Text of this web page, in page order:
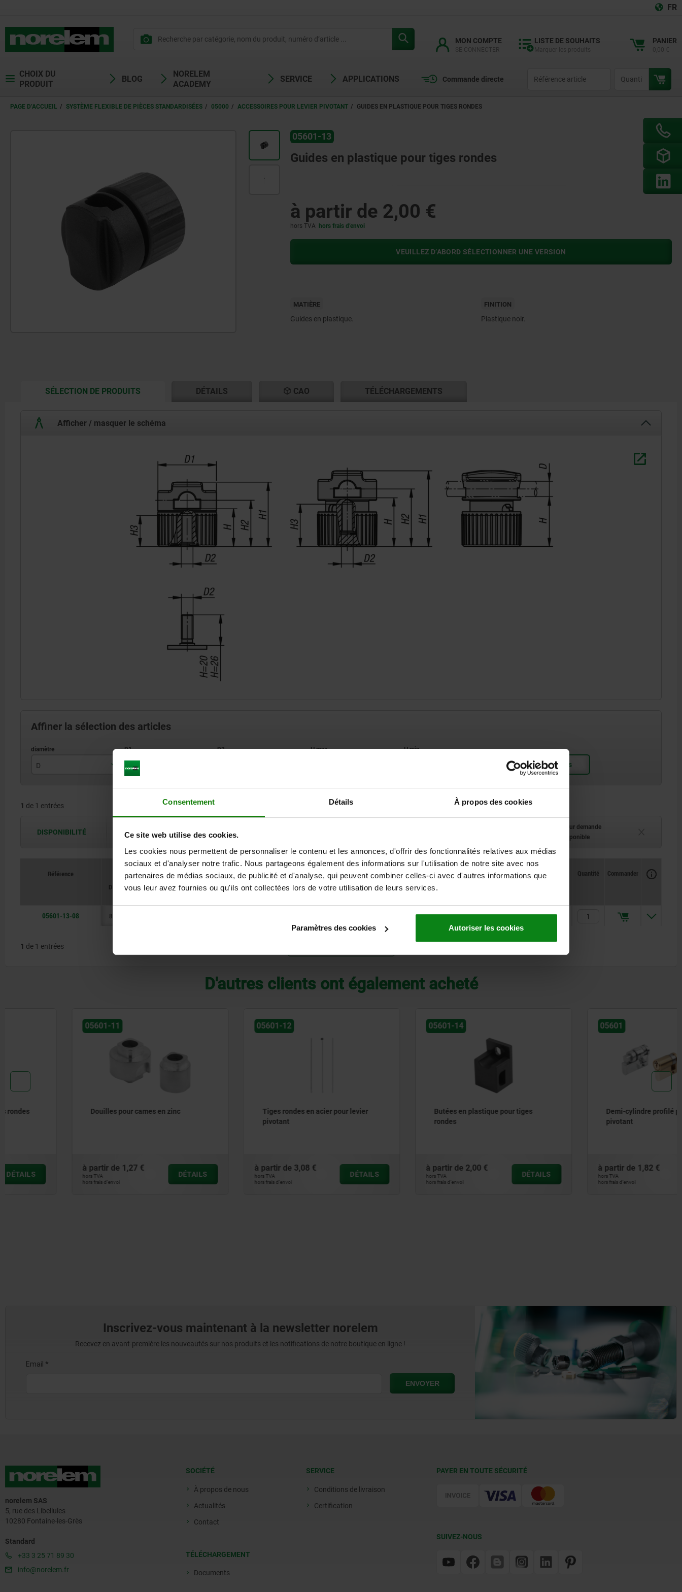
Consentement Détails À propos des cookies
Ce site web utilise des cookies.
Les cookies nous permettent de personnaliser le contenu et les annonces, d'offrir des fonctionnalités relatives aux médias
sociaux et d'analyser notre trafic. Nous partageons également des informations sur l'utilisation de notre site avec nos
partenaires de médias sociaux, de publicité et d'analyse, qui peuvent combiner celles-ci avec d'autres informations que
vous leur avez fournies ou qu'ils ont collectées lors de votre utilisation de leurs services.
Paramètres des cookies Autoriser les cookies
FR
MON COMPTE LISTE DE SOUHAITS PANIER
CHOIX DU
PRODUIT
BLOG
NORELEM
ACADEMY
SERVICE APPLICATIONS Commande directe
PAGE D’ACCUEIL SYSTÈME FLEXIBLE DE PIÈCES STANDARDISÉES 05000 ACCESSOIRES POUR LEVIER PIVOTANT GUIDES EN PLASTIQUE POUR TIGES RONDES
05601-13
Guides en plastique pour tiges rondes
à partir de 2,00 €
hors TVA hors frais d’envoi
VEUILLEZ D’ABORD SÉLECTIONNER UNE VERSION
MATIÈRE
Guides en plastique.
FINITION
Plastique noir.
SÉLECTION DE PRODUITSCURRENT
DÉTAILS CAO TÉLÉCHARGEMENTS
Afficher / masquer le schéma
Affiner la sélection des articles
D D1
1 de 1 entrées AGRANDIR LE TABLEAU
DISPONIBILITÉ Les disponibilités sont actualisées plusieurs fois par jour à intervalles réguliers.
Délai de livraison sur demande
Actuellement indisponible
Référence
D
D1 D2 H max. H min. H1 max. H1 min. H2 max. H2 min. H3 max.
CAO
Prix
Quantité Commander
05601-13-08 8 22 20 2,00 €
1 de 1 entrées
D'autres clients ont également acheté
Douilles pour cames en zinc
à partir de
hors TVA
hors frais d’envoi
DÉTAILS
Tiges rondes en acier pour levier
à partir de
hors TVA
hors frais d’envoi
DÉTAILS
Butées en plastique pour tiges
à partir de
hors TVA
hors frais d’envoi
DÉTAILS
Demi-cylindre profilé pour levier
à partir de
hors TVA
hors frais d’envoi
DÉTAILS
Inscrivez-vous maintenant à la newsletter norelem
Recevez en avant-première les nouveautés sur nos produits et les notifications de notre boutique en ligne !
norelem SAS
5, rue des Libellules
10280 Fontaine-les-Grès
Standard
+33 3 25 71 89 30
info@norelem.fr
SOCIÉTÉ
À propos de nous
Actualités
Contact
TÉLÉCHARGEMENT
Documents
SERVICE
Conditions de livraison
Certification
PAYER EN TOUTE SÉCURITÉ
SUIVEZ-NOUS